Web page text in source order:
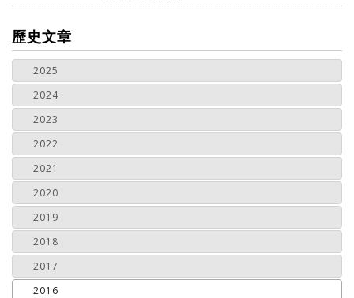
more
歷史文章
2025
2024
2023
2022
2021
2020
2019
2018
2017
2016